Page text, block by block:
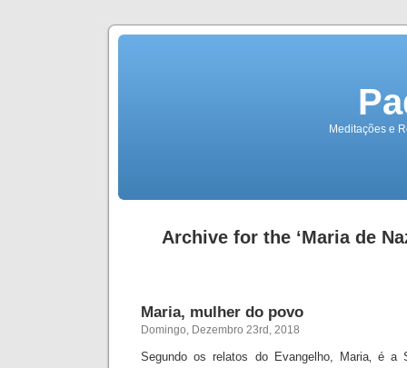
Meditações e
Archive for the ‘Maria de
Maria, mulher do povo
Domingo, Dezembro 23rd, 2018
Segundo os relatos do Evangelho, Maria‚ é a